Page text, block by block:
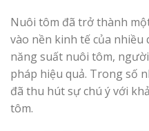
Nuôi tôm đã trở thành
vào nền kinh tế của
năng suất nuôi tôm,
pháp hiệu quả. Trong số
đã thu hút sự chú ý với
tôm.